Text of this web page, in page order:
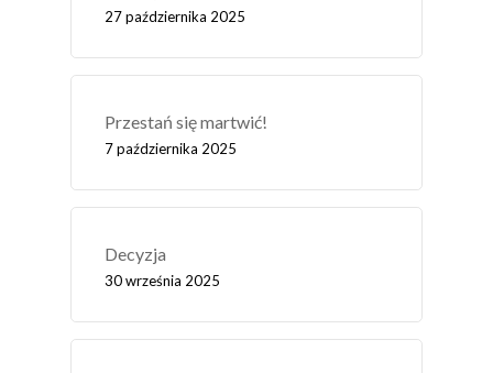
27 października 2025
Przestań się martwić!
7 października 2025
Decyzja
30 września 2025